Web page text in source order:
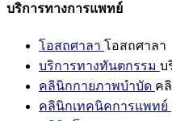
บริการทางการแพทย์
โอสถศาลา โอสถศาลา
บริการทางทันตกรรม บ
คลินิกกายภาพบำบัด ค
คลินิกเทคนิคการแพทย์